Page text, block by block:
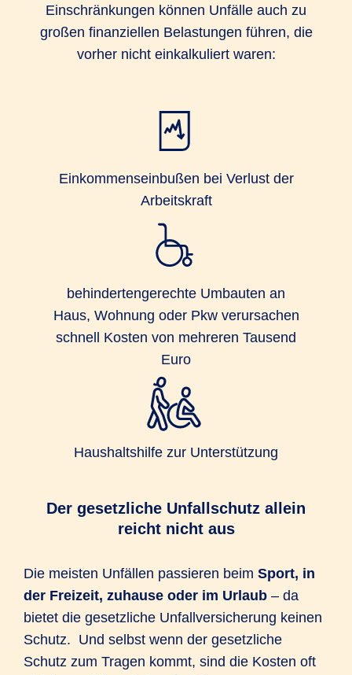
Einschränkungen können Unfälle auch zu
großen finanziellen Belastungen führen, die
vorher nicht einkalkuliert waren:
Einkommenseinbußen bei Verlust der
Arbeitskraft
behindertengerechte Umbauten an
Haus, Wohnung oder Pkw verursachen
schnell Kosten von mehreren Tausend
Euro
Haushaltshilfe zur Unterstützung
Der gesetzliche Unfallschutz allein
reicht nicht aus
Die meisten Unfällen passieren beim Sport, in
der Freizeit, zuhause oder im Urlaub – da
bietet die gesetzliche Unfallversicherung keinen
Schutz. Und selbst wenn der gesetzliche
Schutz zum Tragen kommt, sind die Kosten oft